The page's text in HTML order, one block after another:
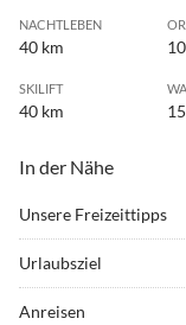
NACHTLEBEN
40 km
SKILIFT
40 km
In der Nähe
Unsere Freizeittipps
• Klettern
Urlaubsziel
Anreisen